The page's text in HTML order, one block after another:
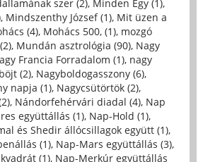
szer (2), Minden Egy (1),
, Mindszenthy József (1), Mit üzen a
(4), Mohács 500, (1), mozgó
, Mundán asztrológia (90), Nagy
Francia Forradalom (1), nagy
(2), Nagyboldogasszony (6),
napja (1), Nagycsütörtök (2),
, Nándorfehérvári diadal (4), Nap
együttállás (1), Nap-Hold (1),
és Shedir állócsillagok együtt (1),
(1), Nap-Mars együttállás (3),
(1), Nap-Merkúr együttállás